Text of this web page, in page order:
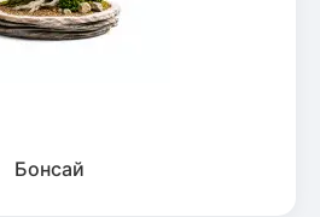
Бонсай